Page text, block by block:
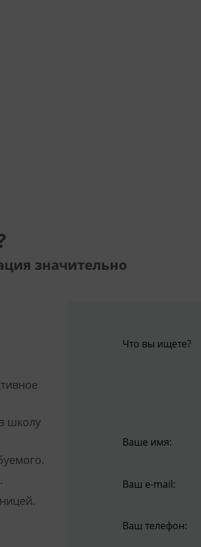
значительно
школу
Что вы ищете?
Ваше имя:
Ваш e-mail:
Ваш телефон: